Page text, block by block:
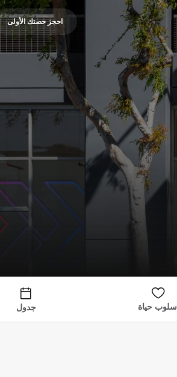
احجز حصتك الأولى
أسلوب حياة جدول